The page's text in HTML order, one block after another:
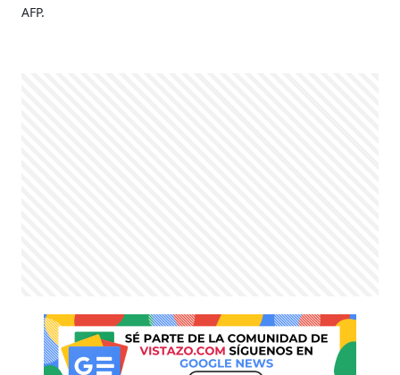
AFP.